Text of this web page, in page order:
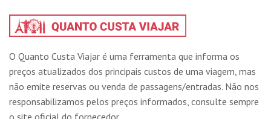
O Quanto Custa Viajar é uma ferramenta que informa os
preços atualizados dos principais custos de uma viagem, mas
não emite reservas ou venda de passagens/entradas. Não nos
responsabilizamos pelos preços informados, consulte sempre
o site oficial do fornecedor.